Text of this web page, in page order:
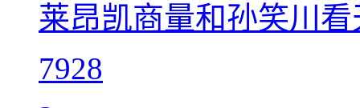
莱昂凯商量和孙笑川
7928